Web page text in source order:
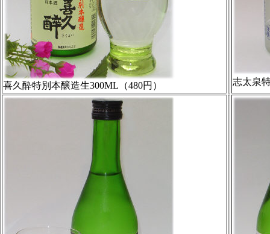
喜久酔特別本醸造生300ML（480円） 志太泉